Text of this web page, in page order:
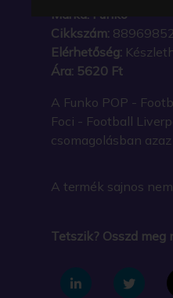
Márka: Funko
Cikkszám:
Elérhetőség:
Ára: 5620 Ft
A Funko POP -
Foci - Football
csomagolásban
A termék sajnos
Tetszik? Osszd meg